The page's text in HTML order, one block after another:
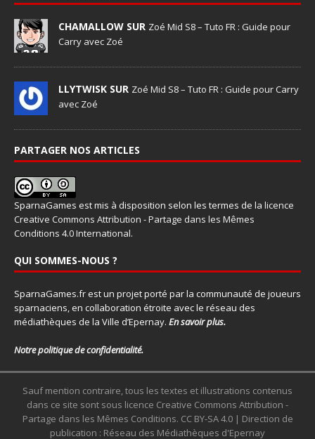
CHAMALLOW SUR Zoé Mid S8 – Tuto FR : Guide pour
Carry avec Zoé
LLYTWISK SUR Zoé Mid S8 – Tuto FR : Guide pour Carry
avec Zoé
PARTAGER NOS ARTICLES
SparnaGames est mis à disposition selon les termes de la licence
Creative Commons Attribution - Partage dans les Mêmes
Conditions 4.0 International.
QUI SOMMES-NOUS ?
SparnaGames.fr est un projet porté par la communauté de joueurs
sparnaciens, en collaboration étroite avec le réseau des
médiathèques de la Ville d’Epernay. En savoir plus.
Notre politique de confidentialité.
Sauf mention contraire, tous les textes et illustrations contenus
dans ce site sont sous licence Creative Commons Attribution -
Partage dans les Mêmes Conditions. CC BY-SA 4.0 | Direction de
publication : Réseau des Médiathèques d'Epernay